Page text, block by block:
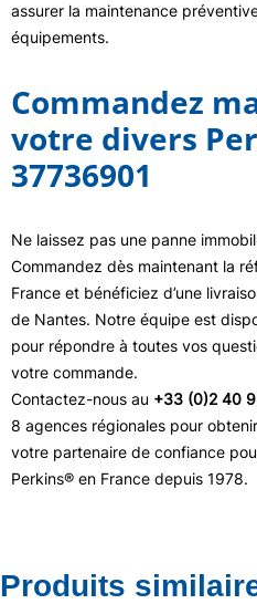
assurer la maintenance
équipements.
Commandez
votre divers
37736901
Ne laissez pas une panne
Commandez dès maintenant la
France et bénéficiez d’une
de Nantes. Notre équipe est
pour répondre à toutes vos
votre commande.
Contactez-nous au +33 (0)2 40
8 agences régionales pour
votre partenaire de confiance
Perkins® en France depuis 1978.
Produits